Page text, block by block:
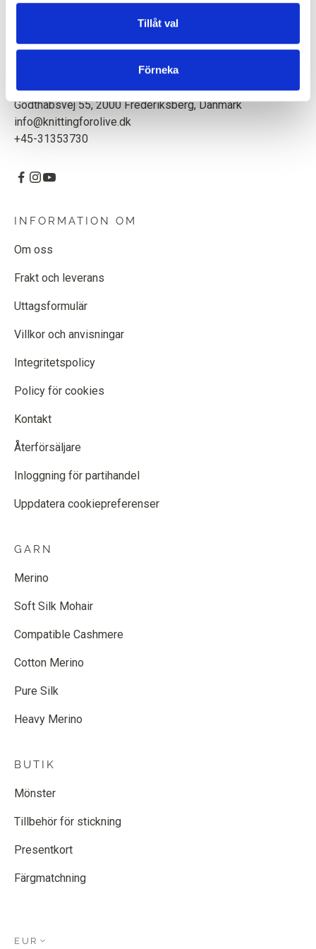
Tillåt val
Förneka
högkvalitativt garn med respekt för djur och miljö. Vi är
baserade i Köpenhamn, Danmark.
Knitting for Olive ApS
Godthåbsvej 55, 2000 Frederiksberg, Danmark
info@knittingforolive.dk
+45-31353730
INFORMATION OM
Om oss
Frakt och leverans
Uttagsformulär
Villkor och anvisningar
Integritetspolicy
Policy för cookies
Kontakt
Återförsäljare
Inloggning för partihandel
Uppdatera cookiepreferenser
GARN
Merino
Soft Silk Mohair
Compatible Cashmere
Cotton Merino
Pure Silk
Heavy Merino
BUTIK
Mönster
Tillbehör för stickning
Presentkort
Färgmatchning
EUR